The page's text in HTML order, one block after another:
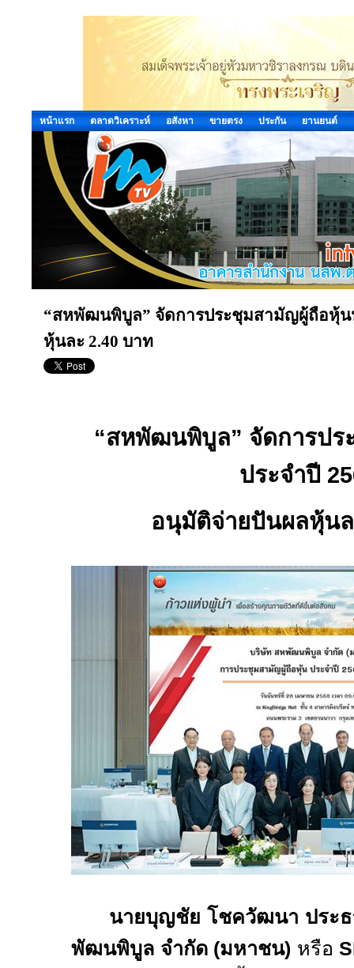
หน้าแรก ตลาดวิเคราะห์ อสังหา ขายตรง ประกัน ยานยนต์
“สหพัฒนพิบูล” จัดการประชุมสามัญผู้ถือหุ้น
หุ้นละ 2.40 บาท
“สหพัฒนพิบูล” จัดการป
ประจำปี
อนุมัติจ่ายปันผลหุ้น
นายบุญชัย โชควัฒนา ประธ
พัฒนพิบูล จำกัด(มหาชน) หรือ